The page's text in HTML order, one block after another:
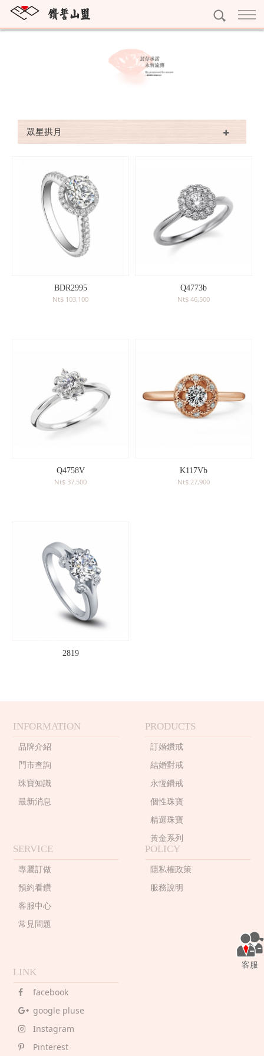
訂婚鑽戒
Nina Ricci系列
Eternity
個性珠寶
十字架項鍊
字母吊墜
寶石擺件
琥珀珠寶
精選耳環
精選手鍊
完美吊墜
精選項鍊
黃金系列
黃金條塊
黃金耳環
黃金墜子
黃金項鍊
專屬訂做
預約看鑽
購物清單 訂單查詢
眾星拱月
BDR2995
Nt$ 103,100
Q4773b
Nt$ 46,500
Q4758V
Nt$ 37,500
K117Vb
Nt$ 27,900
2819
INFORMATION
品牌介紹
門市查詢
珠寶知識
最新消息
PRODUCTS
訂婚鑽戒
結婚對戒
永恆鑽戒
個性珠寶
精選珠寶
黃金系列
SERVICE
專屬訂做
預約看鑽
客服中心
常見問題
POLICY
隱私權政策
服務說明
LINK
facebook
google pluse
Instagram
Pinterest
客服